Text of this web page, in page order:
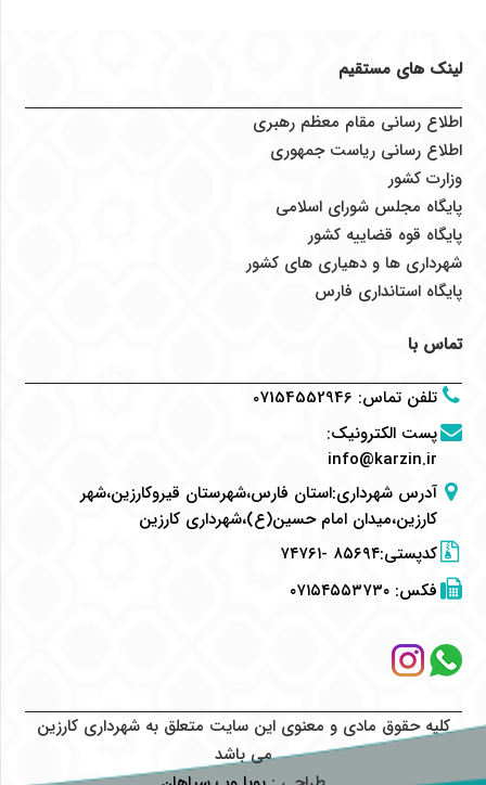
لینک های مستقیم
اطلاع رسانی مقام معظم رهبری
اطلاع رسانی ریاست جمهوری
وزارت کشور
پایگاه مجلس شورای اسلامی
پایگاه قوه قضاییه کشور
شهرداری ها و دهیاری های کشور
پایگاه استانداری فارس
تماس با
تلفن تماس:
07154552946
پست الکترونیک:
info@karzin.ir
آدرس شهرداری:استان فارس،شهرستان قیروکارزین،شهر
کارزین،میدان امام حسین(ع)،شهرداری کارزین
کدپستی:۸۵۶۹۴ -۷۴۷۶۱
فکس:۰۷۱۵۴۵۵۳۷۳۰
کلیه حقوق مادی و معنوی این سایت متعلق به شهرداری کارزین
می باشد